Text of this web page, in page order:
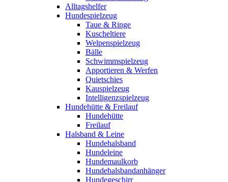
Alltagshelfer
Hundespielzeug
Taue & Ringe
Kuscheltiere
Welpenspielzeug
Bälle
Schwimmspielzeug
Apportieren & Werfen
Quietschies
Kauspielzeug
Intelligenzspielzeug
Hundehütte & Freilauf
Hundehütte
Freilauf
Halsband & Leine
Hundehalsband
Hundeleine
Hundemaulkorb
Hundehalsbandanhänger
Hundegeschirr